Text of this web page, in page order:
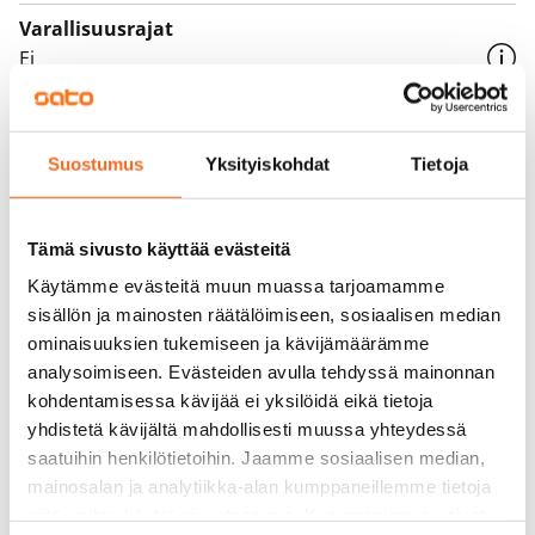
Suostumus Yksityiskohdat Tietoja
Tämä sivusto käyttää evästeitä
Käytämme evästeitä muun muassa tarjoamamme
sisällön ja mainosten räätälöimiseen, sosiaalisen median
ominaisuuksien tukemiseen ja kävijämäärämme
analysoimiseen. Evästeiden avulla tehdyssä mainonnan
kohdentamisessa kävijää ei yksilöidä eikä tietoja
yhdistetä kävijältä mahdollisesti muussa yhteydessä
saatuihin henkilötietoihin. Jaamme sosiaalisen median,
mainosalan ja analytiikka-alan kumppaneillemme tietoja
Varallisuusrajat
Ei
Vuokra
Vuokravakuus
Kotivakuutus
Vesimaksu
Kulutuksen mukaan
Sähkömaksu
Vuokralainen solmii itse sähkösopimuksen.
Laajakaista